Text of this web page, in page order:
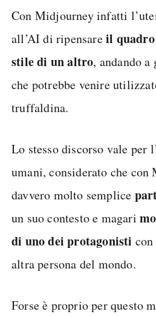
Con Midjourney infatti
all’AI di ripensareil
stile di un altro, andando
che potrebbe venire
truffaldina.
Lo stesso discorso vale per
umani, considerato che
davvero molto semplice
un suo contesto e magari
di uno dei protagonisti
altra persona del mondo.
Forse è proprio per questo